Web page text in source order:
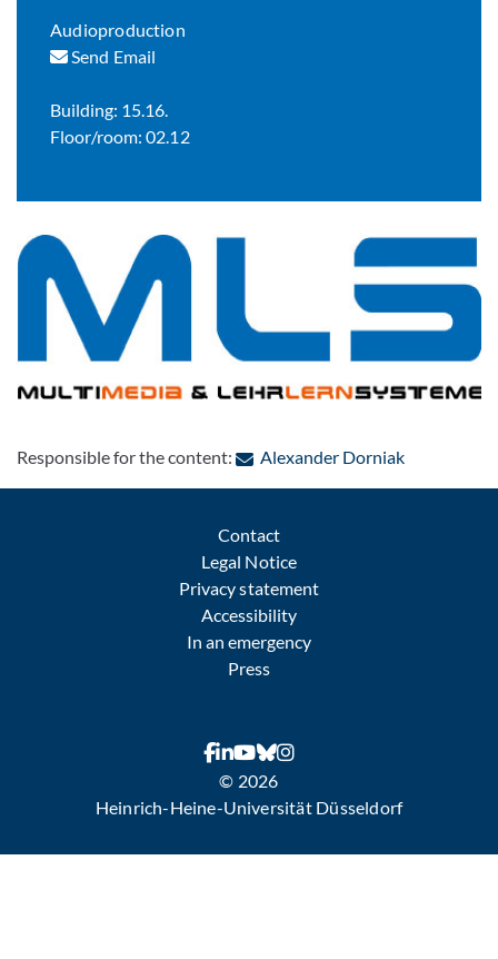
Audioproduction
Send Email
Building: 15.16.
Floor/room: 02.12
Responsible for the content: Alexander Dorniak: Contact
Contact
Legal Notice
Privacy statement
Accessibility
In an emergency
Press
© 2026
Heinrich-Heine-Universität Düsseldorf